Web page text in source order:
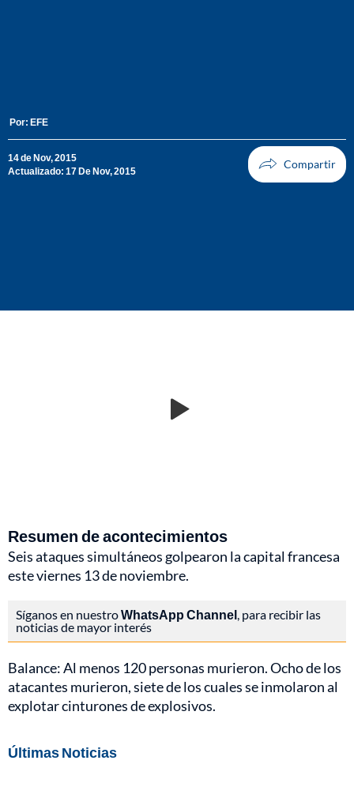
Por: EFE
14 de Nov, 2015
Actualizado: 17 De Nov, 2015
Resumen de acontecimientos
Seis ataques simultáneos golpearon la capital francesa
este viernes 13 de noviembre.
Síganos en nuestroWhatsApp Channel , para recibir las
noticias de mayor interés
Balance: Al menos 120 personas murieron. Ocho de los
atacantes murieron, siete de los cuales se inmolaron al
explotar cinturones de explosivos.
Últimas Noticias